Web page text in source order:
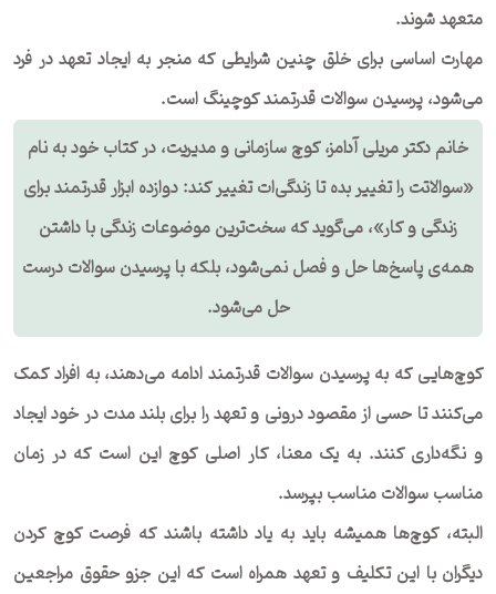
متعهد شوند.
مهارت اساسی برای خلق چنین شرایطی که منجر به ایجاد تعهد در فرد
می‌شود، پرسیدن سوالات قدرتمند کوچینگ است.
خانم دکتر مریلی آدامز، کوچ سازمانی و مدیریت، در کتاب خود به نام
«سوالاتت را تغییر بده تا زندگی‌ات تغییر کند: دوازده ابزار قدرتمند برای
زندگی و کار»، می‌گوید که سخت‌ترین موضوعات زندگی با داشتن
همه‌ی پاسخ‌ها حل و فصل نمی‌شود، بلکه با پرسیدن سوالات درست
حل می‌شود.
کوچ‌هایی که به پرسیدن سوالات قدرتمند ادامه ‌می‌دهند، به افراد کمک
می‌کنند تا حسی از مقصود درونی و تعهد را برای بلند مدت در خود ایجاد
و نگه‌داری کنند. به یک معنا، کار اصلی کوچ این است که در زمان
مناسب سوالات مناسب بپرسد.
البته، کوچ‌ها همیشه باید به یاد داشته باشند که فرصت کوچ کردن
دیگران با این تکلیف و تعهد همراه است که این جزو حقوق مراجعین